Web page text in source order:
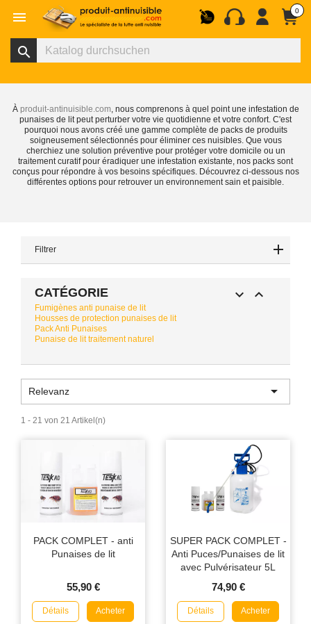
 0
search
À produit-antinuisible.com, nous comprenons à quel point une infestation de
punaises de lit peut perturber votre vie quotidienne et votre confort. C'est
pourquoi nous avons créé une gamme complète de packs de produits
soigneusement sélectionnés pour éliminer ces nuisibles. Que vous
cherchiez une solution préventive pour protéger votre domicile ou un
traitement curatif pour éradiquer une infestation existante, nos packs sont
conçus pour répondre à vos besoins spécifiques. Découvrez ci-dessous nos
différentes options pour retrouver un environnement sain et paisible.
Filtrer
CATÉGORIE  
Fumigènes anti punaise de lit
Housses de protection punaises de lit
Pack Anti Punaises
Punaise de lit traitement naturel
Relevanz 
1 - 21 von 21 Artikel(n)
PACK COMPLET - anti
Punaises de lit
55,90 €
Détails Acheter
SUPER PACK COMPLET -
Anti Puces/Punaises de lit
avec Pulvérisateur 5L
74,90 €
Détails Acheter